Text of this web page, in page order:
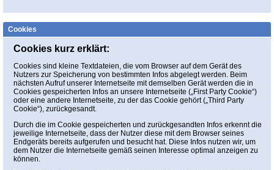
Cookies
Cookies kurz erklärt:
Cookies sind kleine Textdateien, die vom Browser auf dem Gerät des
Nutzers zur Speicherung von bestimmten Infos abgelegt werden. Beim
nächsten Aufruf unserer Internetseite mit demselben Gerät werden die in
Cookies gespeicherten Infos an unsere Internetseite („First Party Cookie“)
oder eine andere Internetseite, zu der das Cookie gehört („Third Party
Cookie“), zurückgesandt.
Durch die im Cookie gespeicherten und zurückgesandten Infos erkennt die
jeweilige Internetseite, dass der Nutzer diese mit dem Browser seines
Endgeräts bereits aufgerufen und besucht hat. Diese Infos nutzen wir, um
dem Nutzer die Internetseite gemäß seinen Interesse optimal anzeigen zu
können.